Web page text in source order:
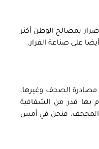
بمصالح الوطن أكثر
على صناعة القرار.
مصادرة الصحف وغيرها،
بها قدر من الشفافية
المجحف، فنحن في أمس